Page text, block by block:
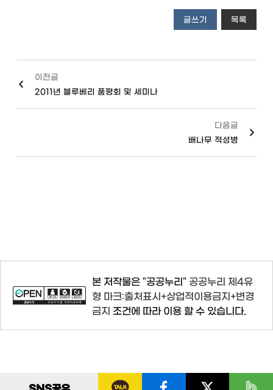
글쓰기 목록
이전글
2011년 블루베리 품평회 및 세미나
다음글
배나무 적성병
본 저작물은 "공공누리" 공공누리 제4유
형 마크:출처표시+상업적이용금지+변경
금지 조건에 따라 이용 할 수 있습니다.
SNS공유